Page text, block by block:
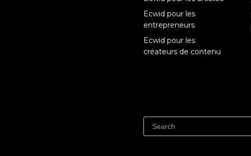
Ecwid pour les
entrepreneurs
Ecwid pour les
créateurs de contenu